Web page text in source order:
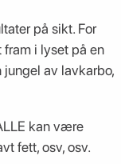
på sikt. For
i lyset på en
av lavkarbo,
kan være
fett, osv, osv.